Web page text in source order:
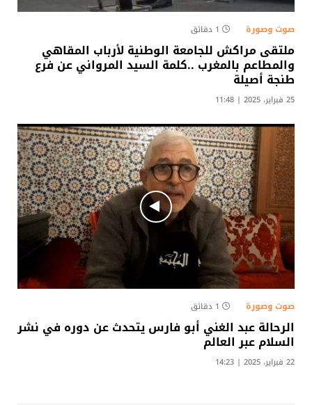
صوت وصورة 1 دقائق
ملتقى مراكش للجامعة الوطنية لأرباب المقاهي
والمطاعم بالمغرب ..كلمة السيد المرواني عن فرع
طنجة أصيلة
25 فبراير، 2025 | 11:48
صوت وصورة 1 دقائق
الرحالة عبد الغني أبو فارس يتحدث عن دوره في نشر
السلام عبر العالم
22 فبراير، 2025 | 14:23